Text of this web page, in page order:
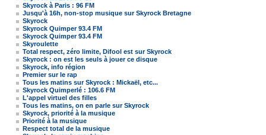
Skyrock à Paris : 96 FM
Jusqu'à 16h, non-stop musique sur Skyrock Bretagne
Skyrock
Skyrock Quimper 93.4 FM
Skyrock Quimper 93.4 FM
Skyroulette
Total respect, zéro limite, Difool est sur Skyrock
Skyrock : on est les seuls à jouer ce disque
Skyrock, info région
Premier sur le rap
Tous les matins sur Skyrock : Mickaël, etc...
Skyrock Quimperlé : 106.6 FM
L'appel virtuel des filles
Tous les matins, on en parle sur Skyrock
Skyrock, priorité à la musique
Priorité à la musique
Respect total de la musique